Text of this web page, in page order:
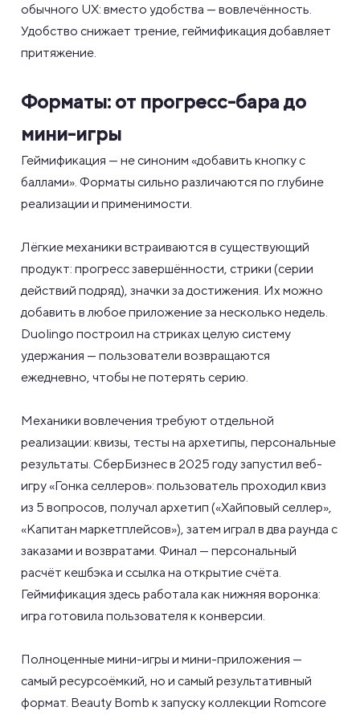
обычного UX: вместо удобства — вовлечённость.
Удобство снижает трение, геймификация добавляет
притяжение.
Форматы: от прогресс-бара до
мини-игры
Геймификация — не синоним «добавить кнопку с
баллами». Форматы сильно различаются по глубине
реализации и применимости.
Лёгкие механики встраиваются в существующий
продукт: прогресс завершённости, стрики (серии
действий подряд), значки за достижения. Их можно
добавить в любое приложение за несколько недель.
Duolingo построил на стриках целую систему
удержания — пользователи возвращаются
ежедневно, чтобы не потерять серию.
Механики вовлечения требуют отдельной
реализации: квизы, тесты на архетипы, персональные
результаты. СберБизнес в 2025 году запустил веб-
игру «Гонка селлеров»: пользователь проходил квиз
из 5 вопросов, получал архетип («Хайповый селлер»,
«Капитан маркетплейсов»), затем играл в два раунда с
заказами и возвратами. Финал — персональный
расчёт кешбэка и ссылка на открытие счёта.
Геймификация здесь работала как нижняя воронка:
игра готовила пользователя к конверсии.
Полноценные мини-игры и мини-приложения —
самый ресурсоёмкий, но и самый результативный
формат. Beauty Bomb к запуску коллекции Romcore